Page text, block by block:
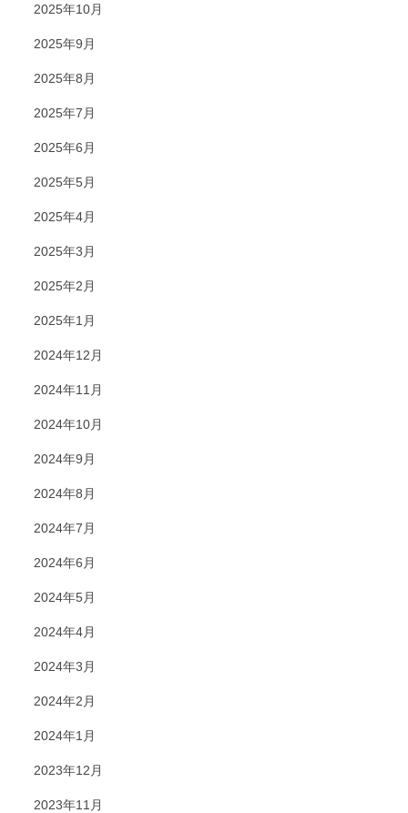
2025年10月
2025年9月
2025年8月
2025年7月
2025年6月
2025年5月
2025年4月
2025年3月
2025年2月
2025年1月
2024年12月
2024年11月
2024年10月
2024年9月
2024年8月
2024年7月
2024年6月
2024年5月
2024年4月
2024年3月
2024年2月
2024年1月
2023年12月
2023年11月